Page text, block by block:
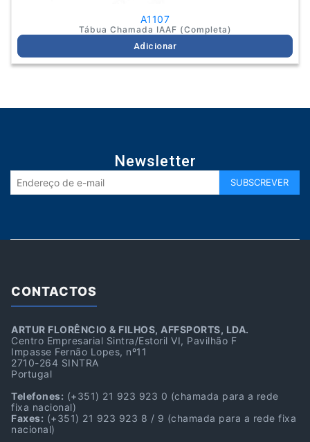
A1107
Tábua Chamada IAAF (Completa)
Adicionar
Newsletter
CONTACTOS
ARTUR FLORÊNCIO & FILHOS, AFFSPORTS, LDA.
Centro Empresarial Sintra/Estoril VI, Pavilhão F
Impasse Fernão Lopes, nº11
2710-264 SINTRA
Portugal
Telefones: (+351) 21 923 923 0 (chamada para a rede
fixa nacional)
Faxes: (+351) 21 923 923 8 / 9 (chamada para a rede fixa
nacional)